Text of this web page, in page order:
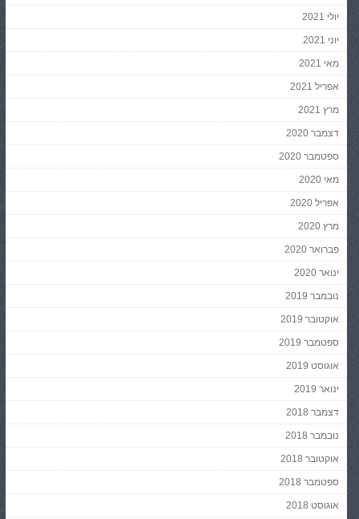
יולי 2021
יוני 2021
מאי 2021
אפריל 2021
מרץ 2021
דצמבר 2020
ספטמבר 2020
מאי 2020
אפריל 2020
מרץ 2020
פברואר 2020
ינואר 2020
נובמבר 2019
אוקטובר 2019
ספטמבר 2019
אוגוסט 2019
ינואר 2019
דצמבר 2018
נובמבר 2018
אוקטובר 2018
ספטמבר 2018
אוגוסט 2018